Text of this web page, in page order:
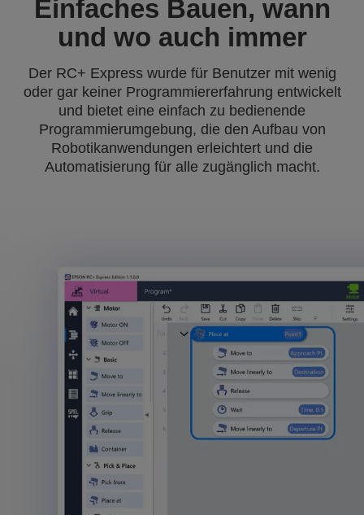
Einfaches Bauen, wann
und wo auch immer
Der RC+ Express wurde für Benutzer mit wenig
oder gar keiner Programmiererfahrung entwickelt
und bietet eine einfach zu bedienende
Programmierumgebung, die den Aufbau von
Robotikanwendungen erleichtert und die
Automatisierung für alle zugänglich macht.